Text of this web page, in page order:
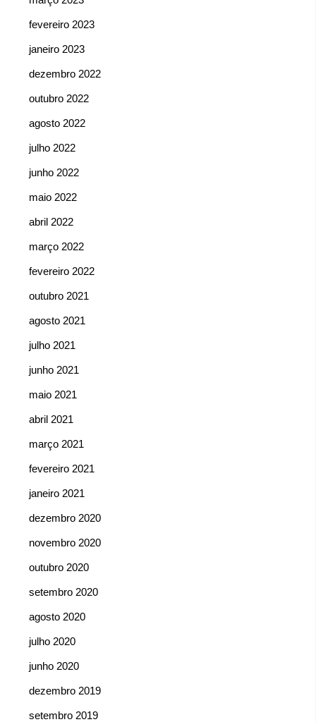
fevereiro 2023
janeiro 2023
dezembro 2022
outubro 2022
agosto 2022
julho 2022
junho 2022
maio 2022
abril 2022
março 2022
fevereiro 2022
outubro 2021
agosto 2021
julho 2021
junho 2021
maio 2021
abril 2021
março 2021
fevereiro 2021
janeiro 2021
dezembro 2020
novembro 2020
outubro 2020
setembro 2020
agosto 2020
julho 2020
junho 2020
dezembro 2019
setembro 2019